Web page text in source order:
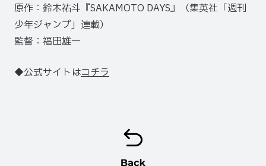
原作：鈴木祐斗『SAKAMOTO DAYS』（集英社「週刊
少年ジャンプ」連載）
監督：福田雄一
◆公式サイトはコチラ